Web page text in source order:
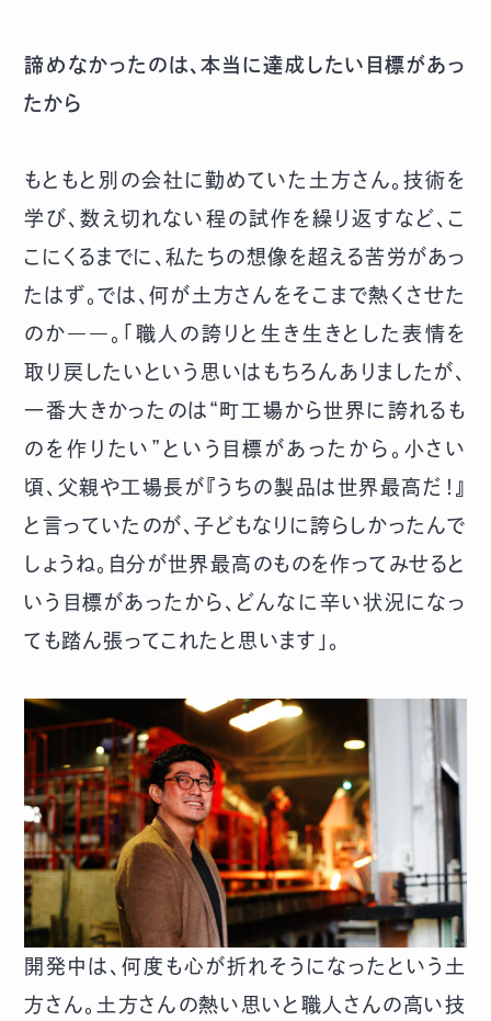
諦めなかったのは、本当に達成したい目標があっ
たから
もともと別の会社に勤めていた土方さん。技術を
学び、数え切れない程の試作を繰り返すなど、こ
こにくるまでに、私たちの想像を超える苦労があっ
たはず。では、何が土方さんをそこまで熱くさせた
のか――。「職人の誇りと生き生きとした表情を
取り戻したいという思いはもちろんありましたが、
一番大きかったのは“町工場から世界に誇れるも
のを作りたい”という目標があったから。小さい
頃、父親や工場長が『うちの製品は世界最高だ！』
と言っていたのが、子どもなりに誇らしかったんで
しょうね。自分が世界最高のものを作ってみせると
いう目標があったから、どんなに辛い状況になっ
ても踏ん張ってこれたと思います」。
開発中は、何度も心が折れそうになったという土
方さん。土方さんの熱い思いと職人さんの高い技